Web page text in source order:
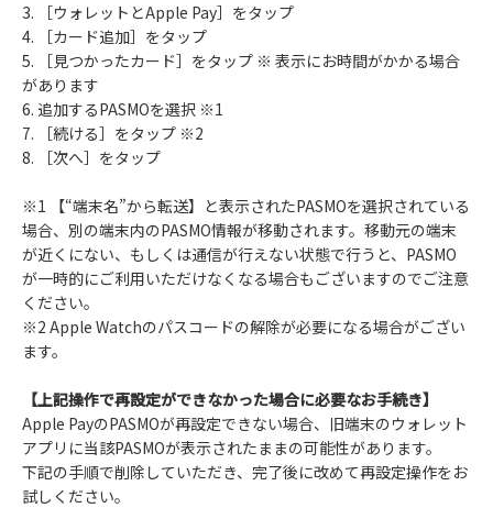
3. ［ウォレットとApple Pay］をタップ
4. ［カード追加］をタップ
5. ［見つかったカード］をタップ ※ 表示にお時間がかかる場合
があります
6. 追加するPASMOを選択 ※1
7. ［続ける］をタップ ※2
8. ［次へ］をタップ
※1 【“端末名”から転送】と表示されたPASMOを選択されている
場合、別の端末内のPASMO情報が移動されます。移動元の端末
が近くにない、もしくは通信が行えない状態で行うと、PASMO
が一時的にご利用いただけなくなる場合もございますのでご注意
ください。
※2 Apple Watchのパスコードの解除が必要になる場合がござい
ます。
【上記操作で再設定ができなかった場合に必要なお手続き】
Apple PayのPASMOが再設定できない場合、旧端末のウォレット
アプリに当該PASMOが表示されたままの可能性があります。
下記の手順で削除していただき、完了後に改めて再設定操作をお
試しください。